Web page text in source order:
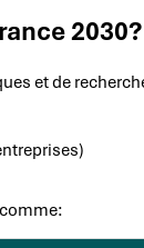
2030?
et de